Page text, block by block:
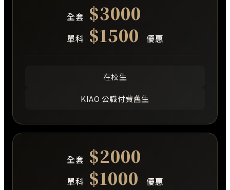
全套 $3000
單科 $1500 優惠
在校生
KIAO 公職付費舊生
全套 $2000
單科 $1000 優惠